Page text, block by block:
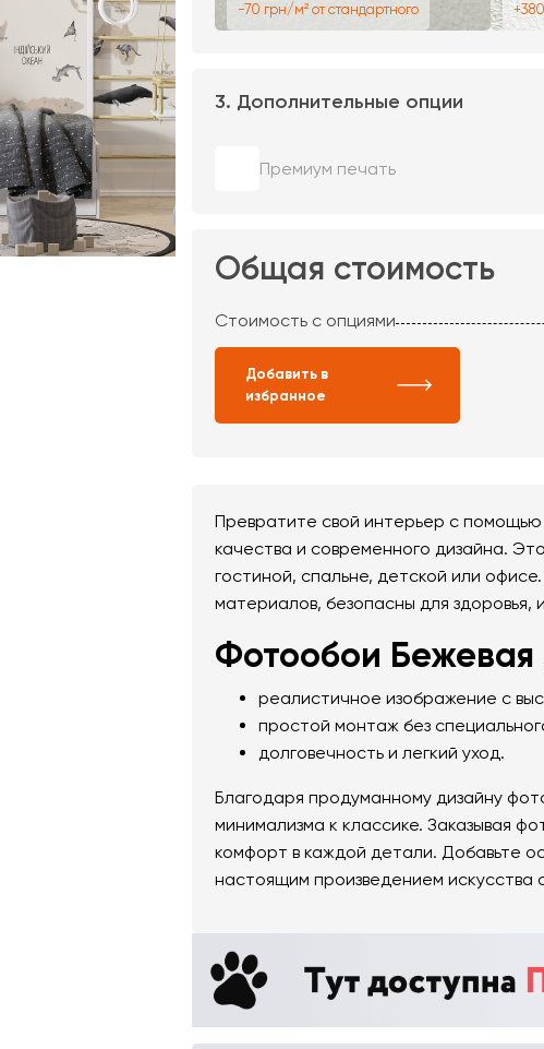
-70 грн/м² от стандартного
3. Дополнительные опции
Премиум печать
Общая стоимость
Стоимость с опциями
Добавить в
избранное
Превратите свой интерьер с
качества и современного дизайна.
гостиной, спальне, детской или
материалов, безопасны для здоровья,
Фотообои Бежевая
реалистичное изображение с
простой монтаж без
долговечность и легкий уход.
Благодаря продуманному дизайну
минимализма к классике. Заказывая
комфорт в каждой детали. Добавьте
настоящим произведением искусства